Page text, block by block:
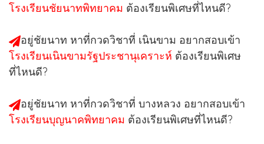
โรงเรียนชัยนาทพิทยาคม ต้องเรียนพิเศษที่ไหนดี?
อยู่ชัยนาท หาที่กวดวิชาที่ เนินขาม อยากสอบเข้า
โรงเรียนเนินขามรัฐประชานุเคราะห์ ต้องเรียนพิเศษ
ที่ไหนดี?
อยู่ชัยนาท หาที่กวดวิชาที่ บางหลวง อยากสอบเข้า
โรงเรียนบุญนาคพิทยาคม ต้องเรียนพิเศษที่ไหนดี?